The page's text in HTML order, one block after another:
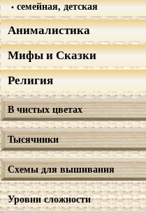
семейная, детская
Анималистика
Мифы и Сказки
Религия
В чистых цветах
Тысячники
Схемы для вышивания
Уровни сложности